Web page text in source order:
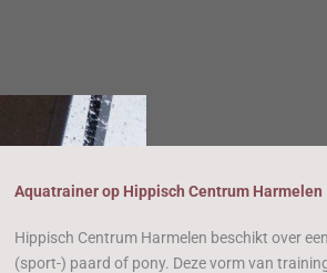
Aquatrainer op Hippisch Centrum Harmelen
Hippisch Centrum Harmelen beschikt over
(sport-) paard of pony. Deze vorm van